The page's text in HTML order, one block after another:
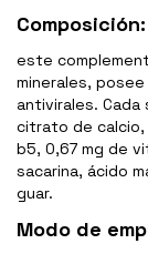
Composición:
este
minerales,
antivirales.
citrato de calcio,
b5, 0,67 mg de
sacarina, ácido
guar.
Modo de